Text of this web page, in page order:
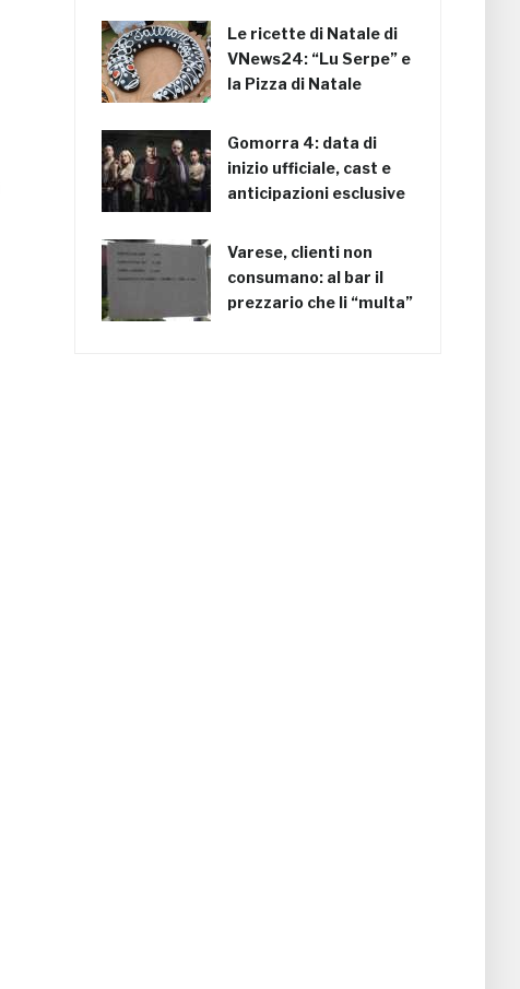
Le ricette di Natale di
VNews24: “Lu Serpe” e
la Pizza di Natale
Gomorra 4: data di
inizio ufficiale, cast e
anticipazioni esclusive
Varese, clienti non
consumano: al bar il
prezzario che li “multa”